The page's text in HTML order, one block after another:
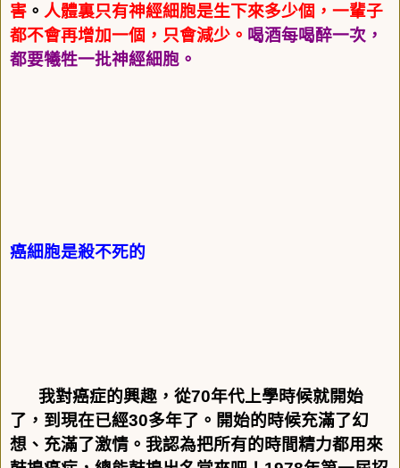
害 。 人體裏只有神經細胞是生下來多少個，一輩子
都不會再增加一個，只會減少。 喝酒每喝醉一次，
都要犧牲一批神經細胞。
癌細胞是殺不死的
我對癌症的興趣，從70年代上學時候就開始
了，到現在已經30多年了。開始的時候充滿了幻
想、充滿了激情。我認為把所有的時間精力都用來